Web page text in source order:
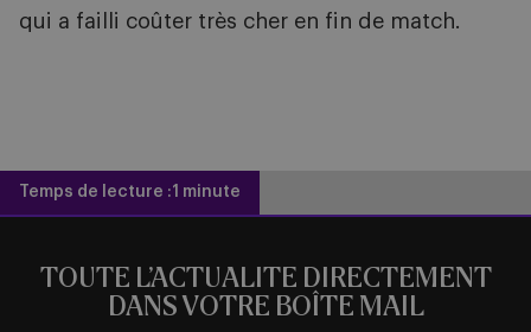
qui a failli coûter très cher en fin de match.
Temps de lecture :1 minute
TOUTE L’ACTUALITE DIRECTEMENT
DANS VOTRE BOÎTE MAIL